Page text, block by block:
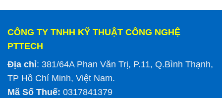
CÔNG TY TNHH KỸ THUẬT CÔNG NGHỆ
PTTECH
Địa chỉ: 381/64A Phan Văn Trị, P.11, Q.Bình Thạnh,
TP Hồ Chí Minh, Việt Nam.
Mã Số Thuế: 0317841379